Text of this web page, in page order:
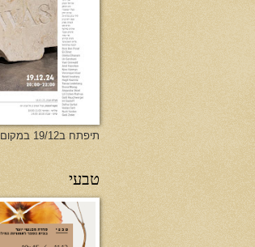
תיפתח ב19/12 במקום לאמנות.
טבעי